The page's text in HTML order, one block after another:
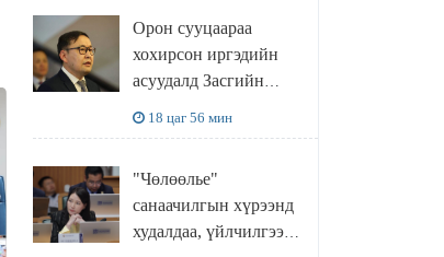
доривтой арга хэмжээ
авч ажиллана
Орон сууцаараа
хохирсон иргэдийн
асуудалд Засгийн
18 цаг 56 мин
"Чөлөөлье"
санаачилгын хүрээнд
худалдаа, үйлчилгээ